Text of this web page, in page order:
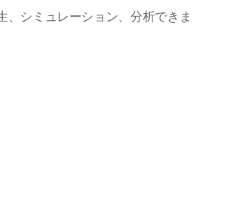
シミュレーション、分析できま